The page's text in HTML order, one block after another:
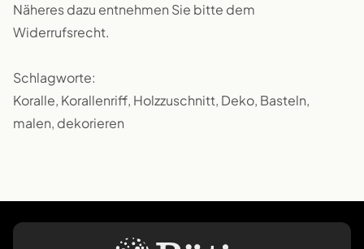
Näheres dazu entnehmen Sie bitte dem
Widerrufsrecht.
Schlagworte:
Koralle, Korallenriff, Holzzuschnitt, Deko, Basteln,
malen, dekorieren